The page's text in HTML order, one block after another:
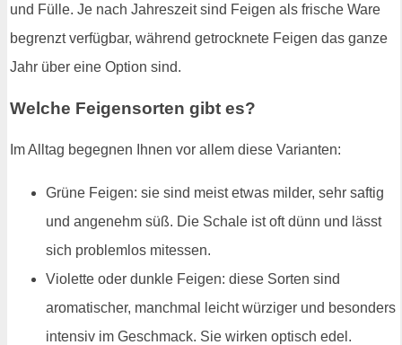
und Fülle. Je nach Jahreszeit sind Feigen als frische Ware
begrenzt verfügbar, während getrocknete Feigen das ganze
Jahr über eine Option sind.
Welche Feigensorten gibt es?
Im Alltag begegnen Ihnen vor allem diese Varianten:
Grüne Feigen: sie sind meist etwas milder, sehr saftig
und angenehm süß. Die Schale ist oft dünn und lässt
sich problemlos mitessen.
Violette oder dunkle Feigen: diese Sorten sind
aromatischer, manchmal leicht würziger und besonders
intensiv im Geschmack. Sie wirken optisch edel.